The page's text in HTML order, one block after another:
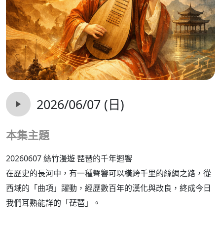
2026/06/07 (日)
本集主題
20260607 絲竹漫遊 琵琶的千年迴響
在歷史的長河中，有一種聲響可以橫跨千里的絲綢之路，從
西域的「曲項」躍動，經歷數百年的漢化與改良，終成今日
我們耳熟能詳的「琵琶」。